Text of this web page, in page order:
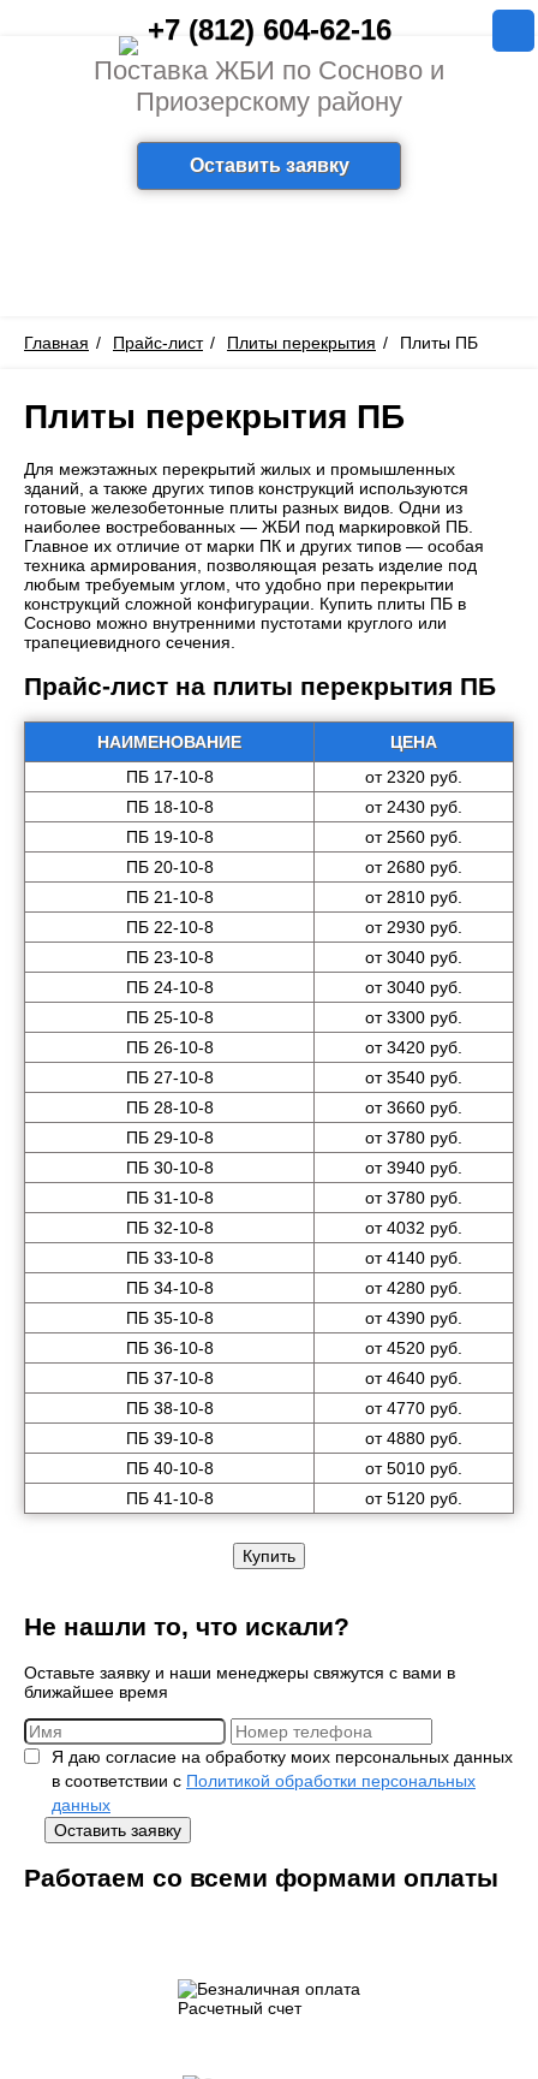
+7 (812) 604-62-16
Поставка ЖБИ по Сосново и
Приозерскому району
Оставить заявку
Главная Прайс-лист Плиты перекрытия Плиты ПБ
Плиты перекрытия ПБ
Для межэтажных перекрытий жилых и промышленных
зданий, а также других типов конструкций используются
готовые железобетонные плиты разных видов. Одни из
наиболее востребованных — ЖБИ под маркировкой ПБ.
Главное их отличие от марки ПК и других типов — особая
техника армирования, позволяющая резать изделие под
любым требуемым углом, что удобно при перекрытии
конструкций сложной конфигурации. Купить плиты ПБ в
Сосново можно внутренними пустотами круглого или
трапециевидного сечения.
Прайс-лист на плиты перекрытия ПБ
НАИМЕНОВАНИЕ
ЦЕНА
ПБ 17-10-8
от 2320 руб.
ПБ 18-10-8
от 2430 руб.
ПБ 19-10-8
от 2560 руб.
ПБ 20-10-8
от 2680 руб.
ПБ 21-10-8
от 2810 руб.
ПБ 22-10-8
от 2930 руб.
ПБ 23-10-8
от 3040 руб.
ПБ 24-10-8
от 3040 руб.
ПБ 25-10-8
от 3300 руб.
ПБ 26-10-8
от 3420 руб.
ПБ 27-10-8
от 3540 руб.
ПБ 28-10-8
от 3660 руб.
ПБ 29-10-8
от 3780 руб.
ПБ 30-10-8
от 3940 руб.
ПБ 31-10-8
от 3780 руб.
ПБ 32-10-8
от 4032 руб.
ПБ 33-10-8
от 4140 руб.
ПБ 34-10-8
от 4280 руб.
ПБ 35-10-8
от 4390 руб.
ПБ 36-10-8
от 4520 руб.
ПБ 37-10-8
от 4640 руб.
ПБ 38-10-8
от 4770 руб.
ПБ 39-10-8
от 4880 руб.
ПБ 40-10-8
от 5010 руб.
ПБ 41-10-8
от 5120 руб.
Купить
Не нашли то, что искали?
Оставьте заявку и наши менеджеры свяжутся с вами в
ближайшее время
Я даю согласие на обработку моих персональных данных
в соответствии с Политикой обработки персональных
данных
Оставить заявку
Работаем со всеми формами оплаты
Расчетный счет